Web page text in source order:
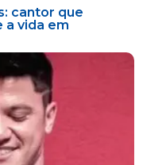
cantor que
a vida em